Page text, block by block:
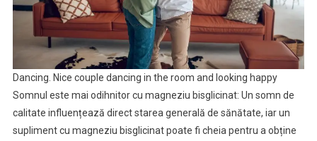
Dancing. Nice couple dancing in the room and looking happy
Somnul este mai odihnitor cu magneziu bisglicinat: Un somn de
calitate influențează direct starea generală de sănătate, iar un
supliment cu magneziu bisglicinat poate fi cheia pentru a obține